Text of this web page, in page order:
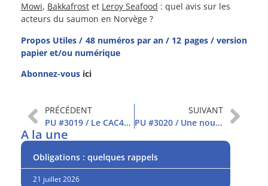
Mowi, Bakkafrost et Leroy Seafood : quel avis sur les
acteurs du saumon en Norvège ?
Propos Utiles / 48 numéros par an / 12 pages / version
papier et/ou numérique
Abonnez-vous ici
PRÉCÉDENT
PU #3019 / Le CAC40 repasse au-dessus des 6 000 pts
SUIVANT
PU #3020 / Une nouvelle tentative de rebond
A la une
Obligations : quelques rappels
21 juillet 2026